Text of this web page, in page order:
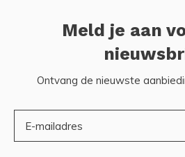
Meld je aan
Ontvang de nieuwste